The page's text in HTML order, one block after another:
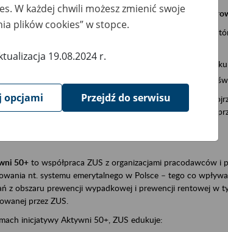
stacjonarne w siedzibie firmy, instytucji, urzędu
50+
to inicjatywa Zakładu Ubezpieczeń Społecznych,
promocja aktywności zawodowej osób po pięćdziesiątym roku
zachęcanie do świadomego planowania kariery i przyszłych
działania informacyjne i edukacyjne wspiera osoby
aktywności zawodowej, dbaniu o zdrowie oraz
50+to współpraca ZUS z organizacjami pracodawców i
nt. systemu emerytalnego w Polsce – tego co
z obszaru prewencji wypadkowej i prewencji rentowej w
przez ZUS.
inicjatywy Aktywni 50+, ZUS edukuje:
W każdej chwili możesz zmienić swoje
plików cookies” w stopce.
19.08.2024 r.
opcjami Przejdź do serwisu